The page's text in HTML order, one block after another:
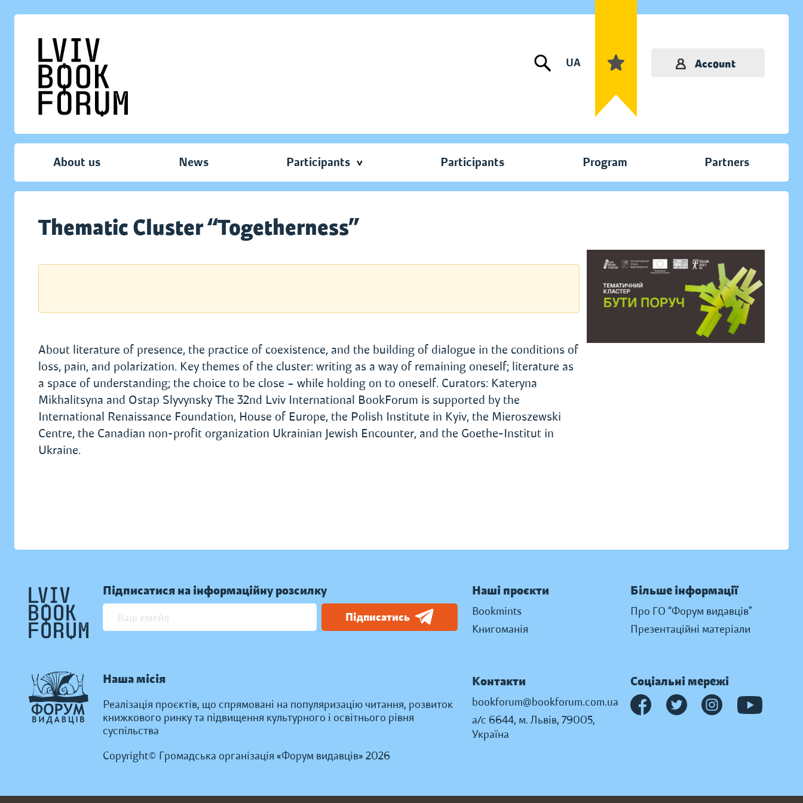
UA Account
About us News Participants Participants Program Partners
Thematic Cluster “Togetherness”
About literature of presence, the practice of coexistence, and the building of dialogue in the conditions of
loss, pain, and polarization. Key themes of the cluster: writing as a way of remaining oneself; literature as
a space of understanding; the choice to be close – while holding on to oneself. Curators: Kateryna
Mikhalitsyna and Ostap Slyvynsky The 32nd Lviv International BookForum is supported by the
International Renaissance Foundation, House of Europe, the Polish Institute in Kyiv, the Mieroszewski
Centre, the Canadian non-profit organization Ukrainian Jewish Encounter, and the Goethe-Institut in
Ukraine.
Підписатися на інформаційну розсилку
Підписатись
Наша місія
Реалізація проєктів, що спрямовані на популяризацію читання, розвиток
книжкового ринку та підвищення культурного і освітнього рівня
суспільства
Copyright© Громадська організація «Форум видавців» 2026
Наші проєкти
Bookmints
Книгоманія
Більше інформації
Про ГО “Форум видавців”
Презентаційні матеріали
Контакти
bookforum@bookforum.com.ua
а/с 6644, м. Львів, 79005,
Україна
Соціальні мережі